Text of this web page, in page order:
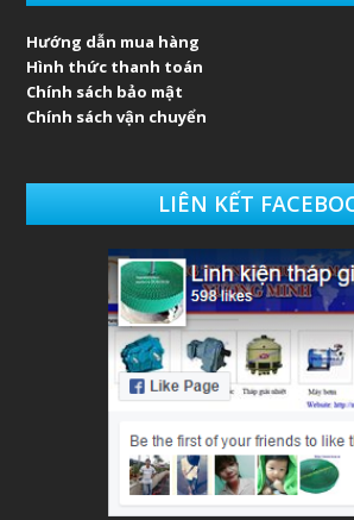
Hướng dẫn mua hàng
Hình thức thanh toán
Chính sách bảo mật
Chính sách vận chuyển
LIÊN KẾT